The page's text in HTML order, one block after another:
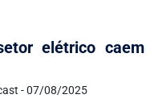
elétrico caem
- 07/08/2025